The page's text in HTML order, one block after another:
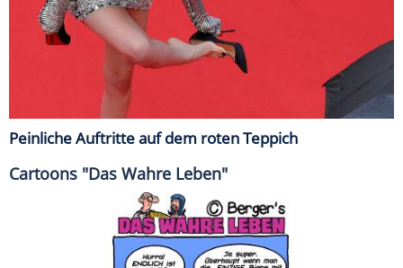
Peinliche Auftritte auf dem roten Teppich
Cartoons "Das Wahre Leben"